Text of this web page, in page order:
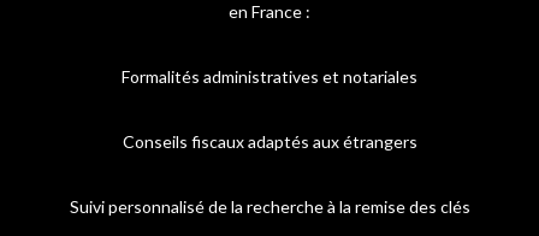
en France :
Formalités administratives et notariales
Conseils fiscaux adaptés aux étrangers
Suivi personnalisé de la recherche à la remise des clés